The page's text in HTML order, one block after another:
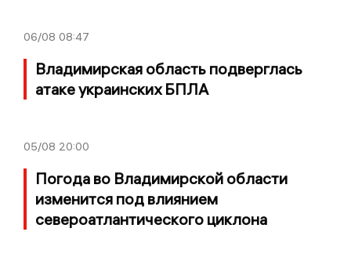
06/08 08:47
Владимирская область подверглась
атаке украинских БПЛА
05/08 20:00
Погода во Владимирской области
изменится под влиянием
североатлантического циклона